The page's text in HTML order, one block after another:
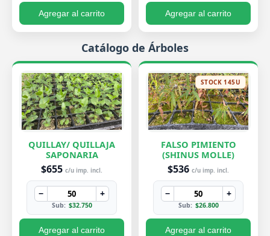
Agregar al carrito Agregar al carrito
Catálogo de Árboles
QUILLAY/ QUILLAJA
SAPONARIA
$655 c/u imp. incl.
− +
Sub: $32.750
Agregar al carrito
STOCK 145U
FALSO PIMIENTO
(SHINUS MOLLE)
$536 c/u imp. incl.
− +
Sub: $26.800
Agregar al carrito